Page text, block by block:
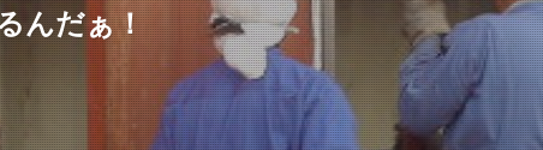
んだぁ！